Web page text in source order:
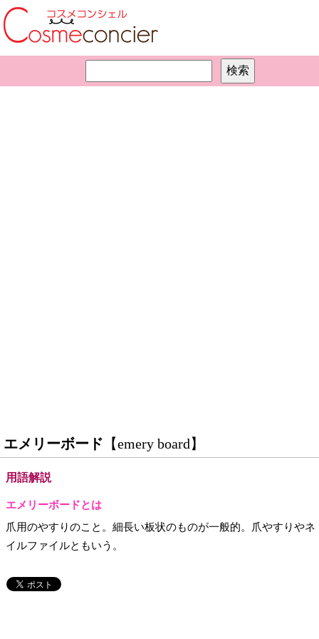
エメリーボード 【emery board】
用語解説
エメリーボードとは
爪用のやすりのこと。細長い板状のものが一般的。爪やすりやネ
イルファイルともいう。